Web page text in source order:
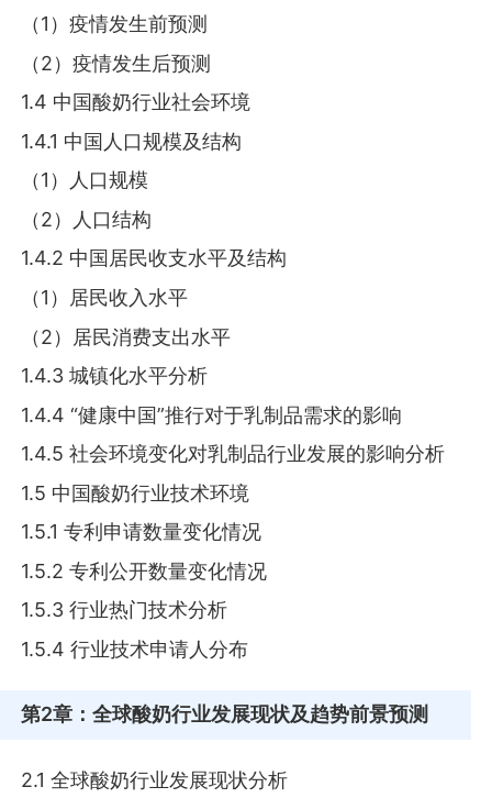
（1）疫情发生前预测
（2）疫情发生后预测
1.4 中国酸奶行业社会环境
1.4.1 中国人口规模及结构
（1）人口规模
（2）人口结构
1.4.2 中国居民收支水平及结构
（1）居民收入水平
（2）居民消费支出水平
1.4.3 城镇化水平分析
1.4.4 “健康中国”推行对于乳制品需求的影响
1.4.5 社会环境变化对乳制品行业发展的影响分析
1.5 中国酸奶行业技术环境
1.5.1 专利申请数量变化情况
1.5.2 专利公开数量变化情况
1.5.3 行业热门技术分析
1.5.4 行业技术申请人分布
第2章 ：全球酸奶行业发展现状及趋势前景预测
2.1 全球酸奶行业发展现状分析